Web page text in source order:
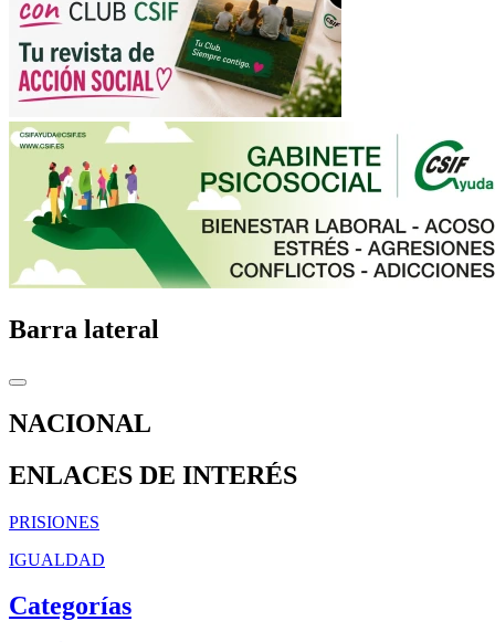
Barra lateral
NACIONAL
ENLACES DE INTERÉS
PRISIONES
IGUALDAD
Categorías